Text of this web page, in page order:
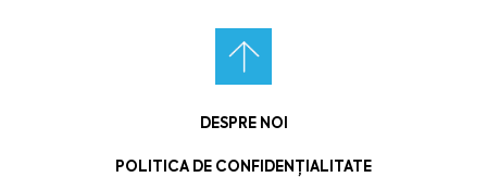
DESPRE NOI
POLITICA DE CONFIDENȚIALITATE